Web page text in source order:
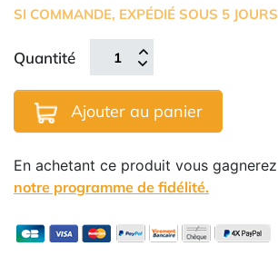
SI COMMANDE, EXPÉDIÉ SOUS 5 JOURS
Quantité
Ajouter au panier
En achetant ce produit vous gagnerez
notre programme de fidélité.